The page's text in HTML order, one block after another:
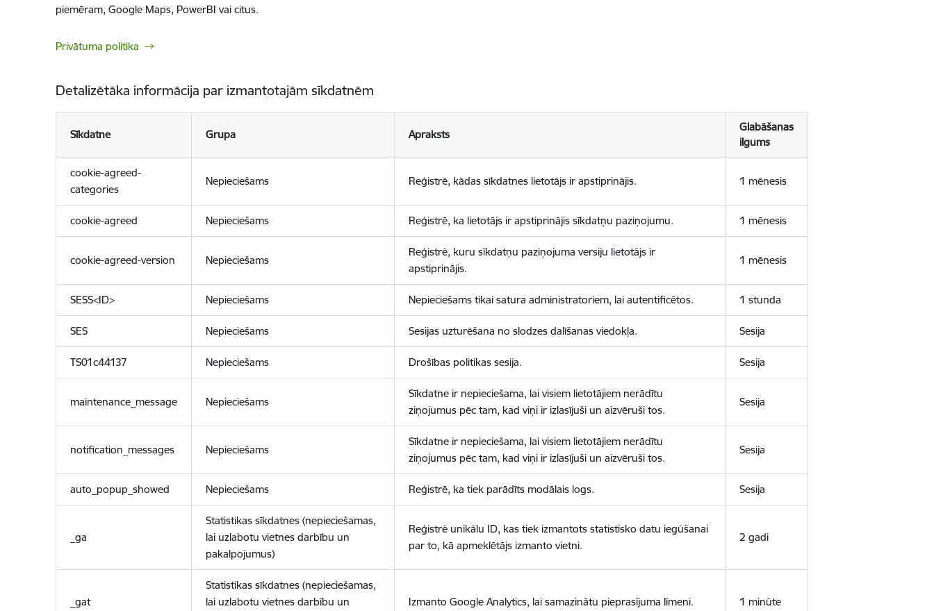
piemēram, Google Maps, PowerBI vai citus.
Privātuma politika
Detalizētāka informācija par izmantotajām sīkdatnēm
Sīkdatne Grupa Apraksts
Glabāšanas
ilgums
cookie-agreed-
categories
Nepieciešams Reģistrē, kādas sīkdatnes lietotājs ir apstiprinājis. 1 mēnesis
cookie-agreed Nepieciešams Reģistrē, ka lietotājs ir apstiprinājis sīkdatņu paziņojumu. 1 mēnesis
cookie-agreed-version Nepieciešams
Reģistrē, kuru sīkdatņu paziņojuma versiju lietotājs ir
apstiprinājis.
1 mēnesis
SESS<ID> Nepieciešams Nepieciešams tikai satura administratoriem, lai autentificētos. 1 stunda
SES Nepieciešams Sesijas uzturēšana no slodzes dalīšanas viedokļa. Sesija
TS01c44137 Nepieciešams Drošības politikas sesija. Sesija
maintenance_message Nepieciešams
Sīkdatne ir nepieciešama, lai visiem lietotājiem nerādītu
ziņojumus pēc tam, kad viņi ir izlasījuši un aizvēruši tos.
Sesija
notification_messages Nepieciešams
Sīkdatne ir nepieciešama, lai visiem lietotājiem nerādītu
ziņojumus pēc tam, kad viņi ir izlasījuši un aizvēruši tos.
Sesija
auto_popup_showed Nepieciešams Reģistrē, ka tiek parādīts modālais logs. Sesija
_ga
Statistikas sīkdatnes (nepieciešamas,
lai uzlabotu vietnes darbību un
pakalpojumus)
Reģistrē unikālu ID, kas tiek izmantots statistisko datu iegūšanai
par to, kā apmeklētājs izmanto vietni.
2 gadi
_gat
Statistikas sīkdatnes (nepieciešamas,
lai uzlabotu vietnes darbību un
Izmanto Google Analytics, lai samazinātu pieprasījuma līmeni. 1 minūte